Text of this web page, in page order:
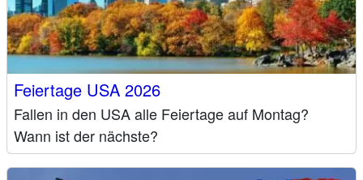
Feiertage USA 2026
Fallen in den USA alle Feiertage auf Montag?
Wann ist der nächste?